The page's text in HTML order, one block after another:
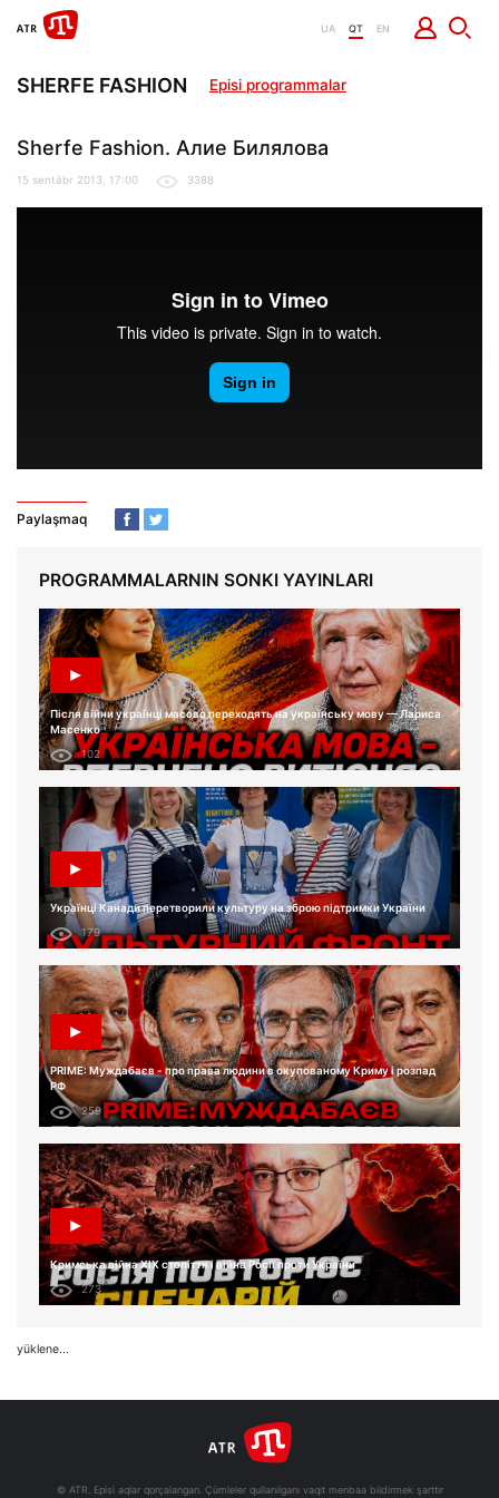
UA QT EN
SHERFE FASHION Episi programmalar
Sherfe Fashion. Алие Билялова
15 sentâbr 2013, 17:00 3388
Paylaşmaq
PROGRAMMALARNIN SONKI YAYINLARI
Після війни українці масово переходять на українську мову — Лариса
Масенко
102
Українці Канади перетворили культуру на зброю підтримки України
179
PRIME: Муждабаєв - про права людини в окупованому Криму і розпад
РФ
259
Кримська війна XIX століття і війна Росії проти України
273
yüklene...
© ATR. Episi aqlar qorçalangan. Çümleler qullanılganı vaqıt menbaa bildirmek şarttır